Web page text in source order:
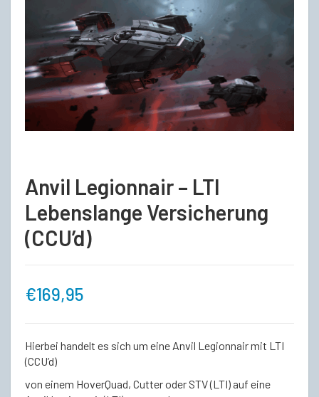
Anvil Legionnair – LTI
Lebenslange Versicherung
(CCU’d)
€169,95
Hierbei handelt es sich um eine Anvil Legionnair mit LTI
(CCU’d)
von einem HoverQuad, Cutter oder STV (LTI) auf eine